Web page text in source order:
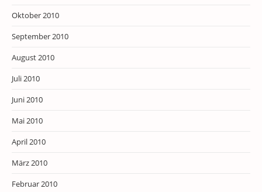
Oktober 2010
September 2010
August 2010
Juli 2010
Juni 2010
Mai 2010
April 2010
März 2010
Februar 2010